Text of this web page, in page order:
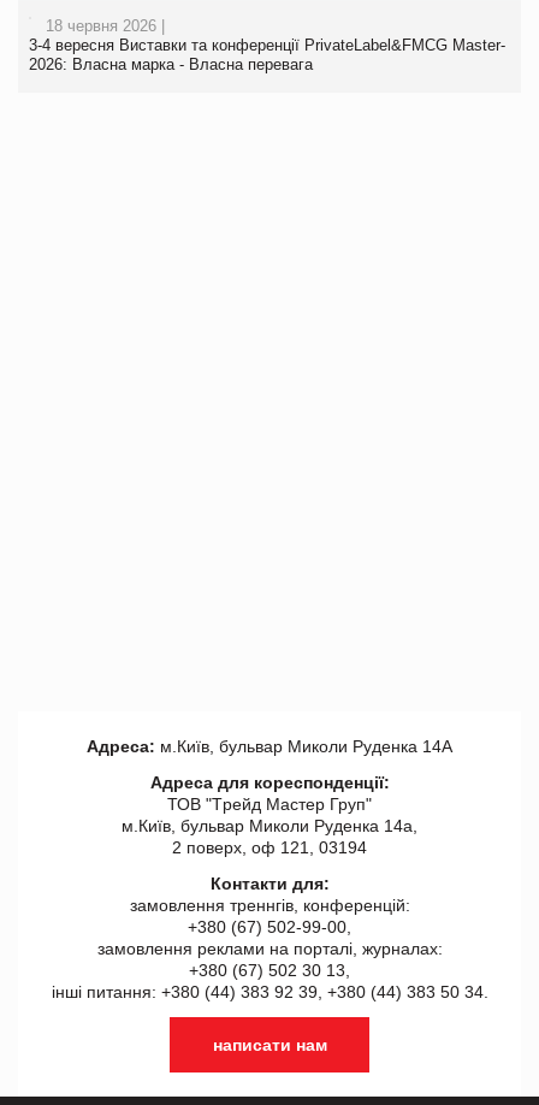
18 червня 2026 |
3-4 вересня Виставки та конференції PrivateLabel&FMCG Master-
2026: Власна марка - Власна перевага
Адреса: м.Київ, бульвар Миколи Руденка 14А
Адреса для кореспонденції:
ТОВ "Tрейд Мастер Груп"
м.Київ, бульвар Миколи Руденка 14а,
2 поверх, оф 121, 03194
Контакти для:
замовлення треннгів, конференцій:
+380 (67) 502-99-00,
замовлення реклами на порталі, журналах:
+380 (67) 502 30 13,
інші питання: +380 (44) 383 92 39, +380 (44) 383 50 34.
написати нам